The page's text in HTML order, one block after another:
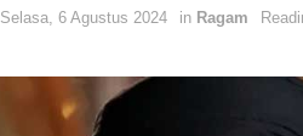
Selasa, 6 Agustus 2024 in Ragam